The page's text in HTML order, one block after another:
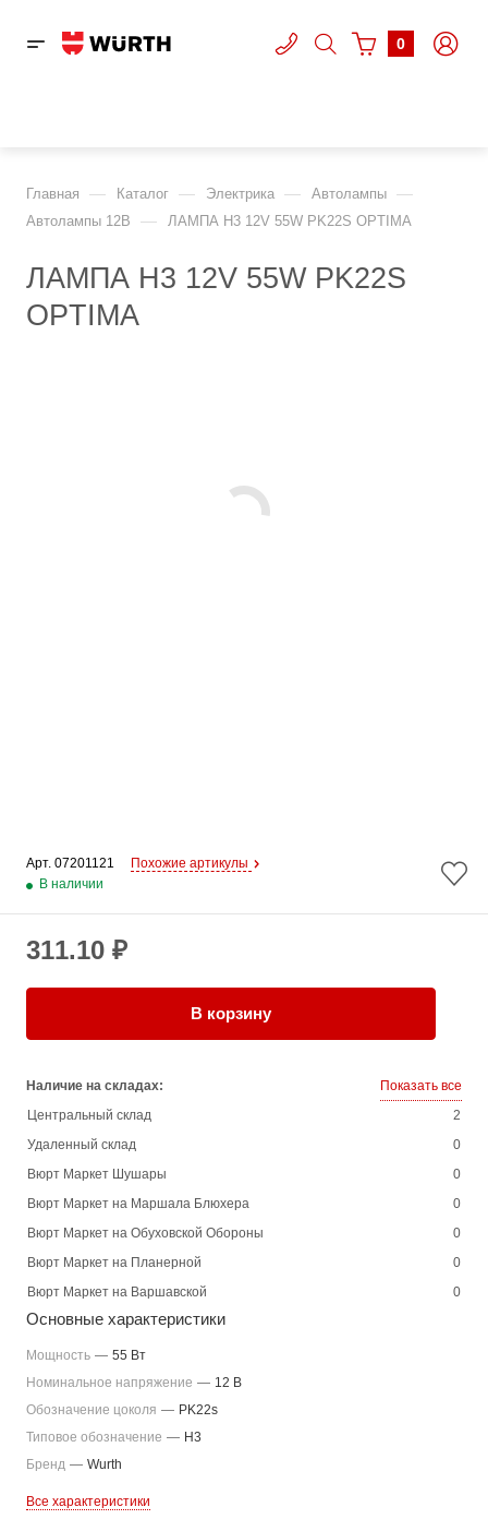
0
Главная — Каталог — Электрика — Автолампы —
Автолампы 12В — ЛАМПА H3 12V 55W PK22S OPTIMA
ЛАМПА H3 12V 55W PK22S
OPTIMA
Арт. 07201121
Похожие артикулы
В наличии
311.10 ₽
В корзину
Наличие на складах:
Показать все
Центральный склад
2
Удаленный склад
0
Вюрт Маркет Шушары
0
Вюрт Маркет на Маршала Блюхера
0
Вюрт Маркет на Обуховской Обороны
0
Вюрт Маркет на Планерной
0
Вюрт Маркет на Варшавской
0
Основные характеристики
Мощность — 55 Вт
Номинальное напряжение — 12 В
Обозначение цоколя — PK22s
Типовое обозначение — H3
Бренд — Wurth
Все характеристики